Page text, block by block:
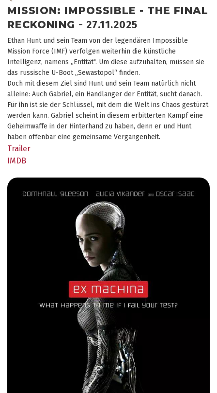
MISSION: IMPOSSIBLE - THE FINAL
RECKONING - 27.11.2025
Ethan Hunt und sein Team von der legendären Impossible
Mission Force (IMF) verfolgen weiterhin die künstliche
Intelligenz, namens „Entität". Um diese aufzuhalten, müssen sie
das russische U-Boot „Sewastopol“ finden.
Doch mit diesem Ziel sind Hunt und sein Team natürlich nicht
alleine: Auch Gabriel, ein Handlanger der Entität, sucht danach.
Für ihn ist sie der Schlüssel, mit dem die Welt ins Chaos gestürzt
werden kann. Gabriel scheint in diesem erbitterten Kampf eine
Geheimwaffe in der Hinterhand zu haben, denn er und Hunt
haben offenbar eine gemeinsame Vergangenheit.
Trailer
IMDB